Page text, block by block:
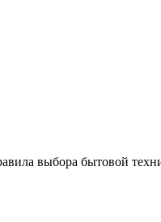
выбора бытовой